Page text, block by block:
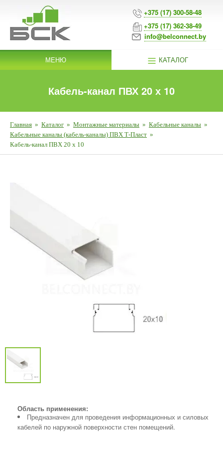
+375 (17) 300-58-48
+375 (17) 362-38-49
info@belconnect.by
МЕНЮ КАТАЛОГ
Кабель-канал ПВХ 20 х 10
Главная » Каталог » Монтажные материалы » Кабельные каналы »
Кабельные каналы (кабель-каналы) ПВХ Т-Пласт »
Кабель-канал ПВХ 20 х 10
Область применения:
Предназначен для проведения информационных и силовых
кабелей по наружной поверхности стен помещений.